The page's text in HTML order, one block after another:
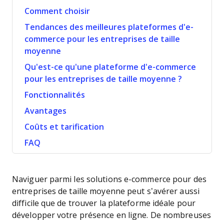
Comment choisir
Tendances des meilleures plateformes d'e-
commerce pour les entreprises de taille
moyenne
Qu'est-ce qu'une plateforme d'e-commerce
pour les entreprises de taille moyenne ?
Fonctionnalités
Avantages
Coûts et tarification
FAQ
Naviguer parmi les solutions e-commerce pour des
entreprises de taille moyenne peut s’avérer aussi
difficile que de trouver la plateforme idéale pour
développer votre présence en ligne. De nombreuses